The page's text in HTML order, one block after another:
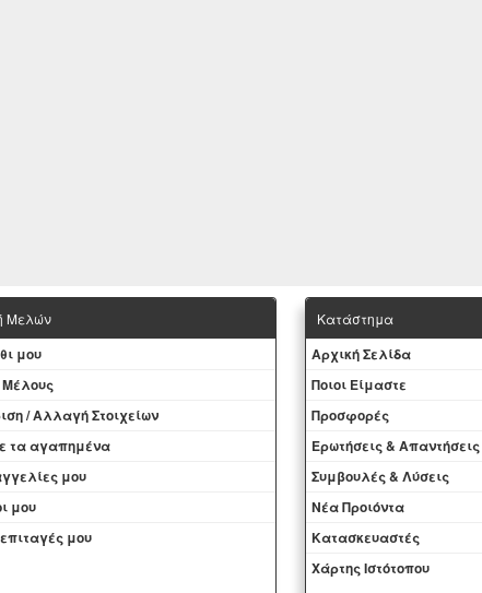
Mελών
μου
Μέλους
/ Aλλαγή Στοιχείων
τα αγαπημένα
μου
μου
μου
Κατάστημα
Aρχική Σελίδα
Ποιοι Είμαστε
Προσφορές
Ερωτήσεις & Απαντήσεις
Συμβουλές & Λύσεις
Νέα Προιόντα
Kατασκευαστές
Χάρτης Ιστότοπου